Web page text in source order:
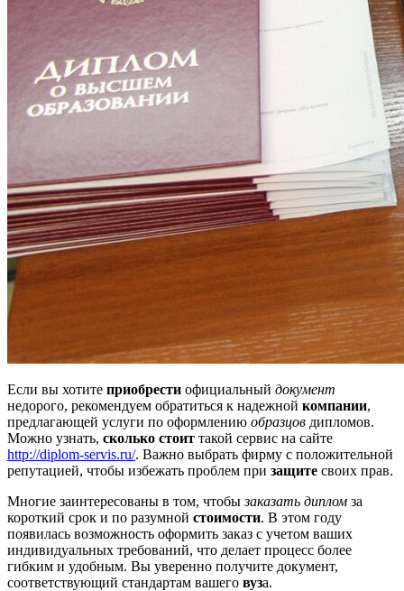
Если вы хотите приобрести официальный документ
недорого, рекомендуем обратиться к надежной компании,
предлагающей услуги по оформлению образцов дипломов.
Можно узнать, сколько стоит такой сервис на сайте
http://diplom-servis.ru/. Важно выбрать фирму с положительной
репутацией, чтобы избежать проблем при защите своих прав.
Многие заинтересованы в том, чтобызаказать диплом за
короткий срок и по разумной стоимости. В этом году
появилась возможность оформить заказ с учетом ваших
индивидуальных требований, что делает процесс более
гибким и удобным. Вы уверенно получите документ,
соответствующий стандартам вашего вуза.